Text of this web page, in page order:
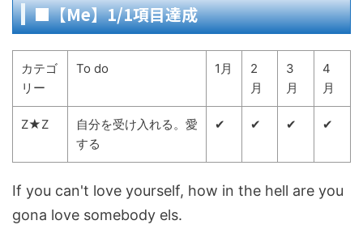
■【Me】1/1項目達成
カテゴ
リー
To do 1月
2
月
3
月
4
月
Z★Z
自分を受け入れる。愛
する
✔ ✔ ✔ ✔
If you can't love yourself, how in the hell are you
gona love somebody els.